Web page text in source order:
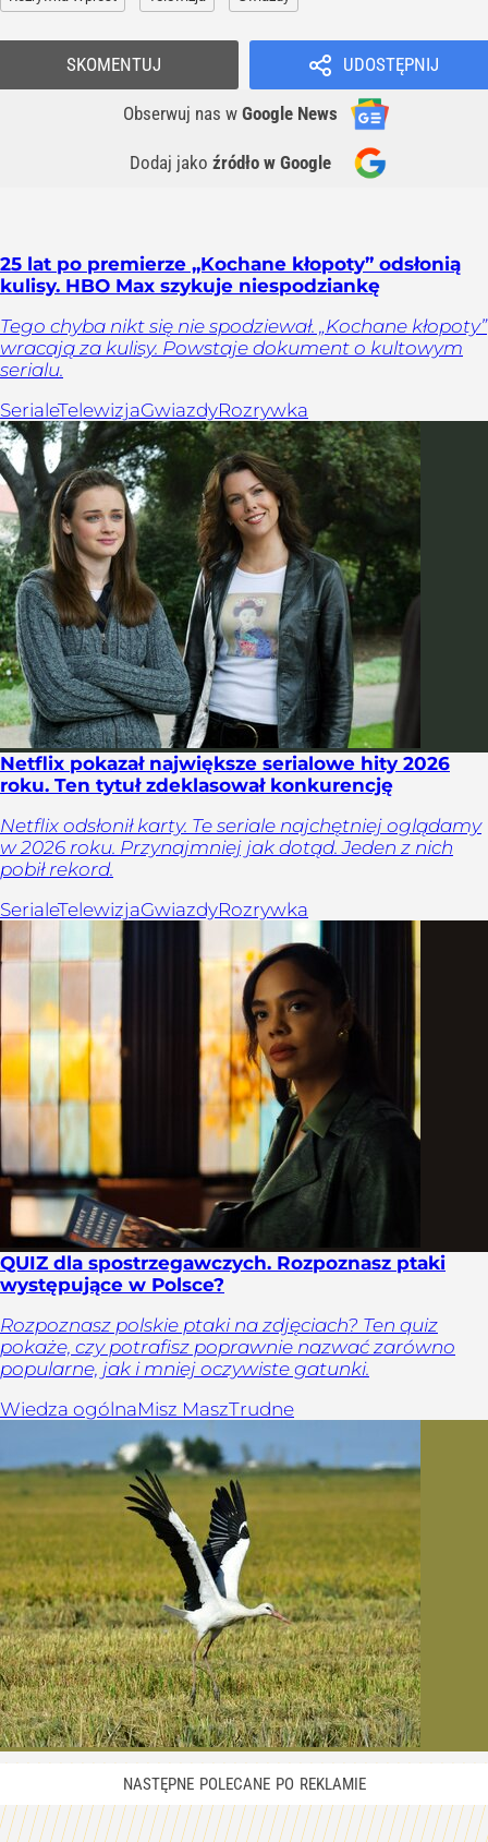
UDOSTĘPNIJ
Obserwuj nas w Google News
Dodaj jako źródło w Google
SKOMENTUJ
25 lat po premierze „Kochane kłopoty” odsłonią
kulisy. HBO Max szykuje niespodziankę
Tego chyba nikt się nie spodziewał. „Kochane kłopoty”
wracają za kulisy. Powstaje dokument o kultowym
serialu.
SerialeTelewizjaGwiazdyRozrywka
Netflix pokazał największe serialowe hity 2026
roku. Ten tytuł zdeklasował konkurencję
Netflix odsłonił karty. Te seriale najchętniej oglądamy
w 2026 roku. Przynajmniej jak dotąd. Jeden z nich
pobił rekord.
SerialeTelewizjaGwiazdyRozrywka
QUIZ dla spostrzegawczych. Rozpoznasz ptaki
występujące w Polsce?
Rozpoznasz polskie ptaki na zdjęciach? Ten quiz
pokaże, czy potrafisz poprawnie nazwać zarówno
popularne, jak i mniej oczywiste gatunki.
Wiedza ogólnaMisz MaszTrudne